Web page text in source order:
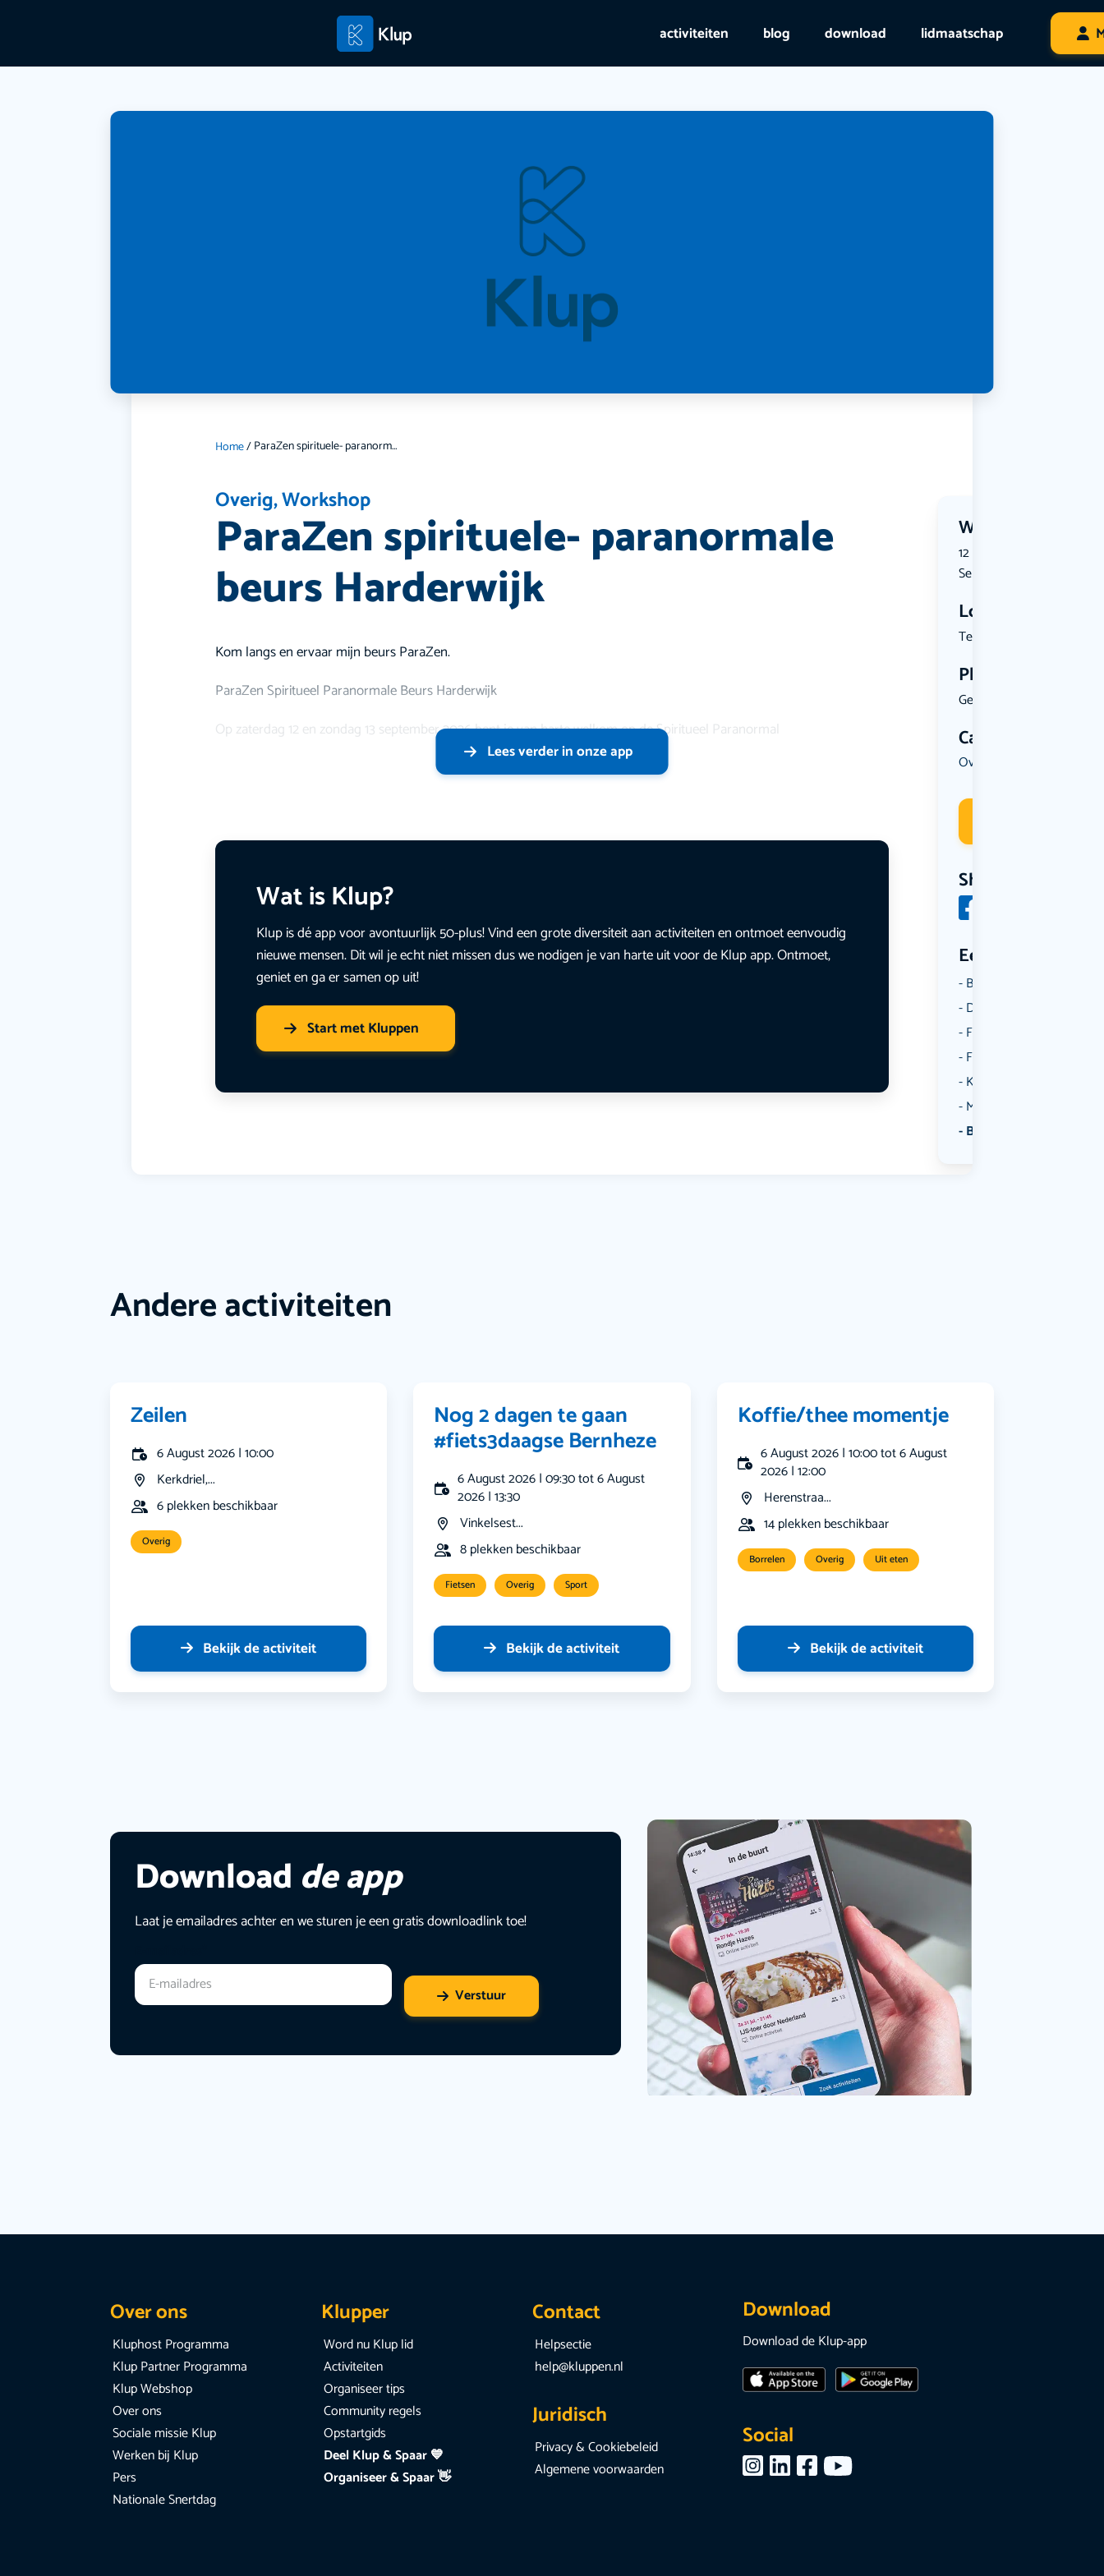
activiteiten blog download lidmaatschap
Home/ ParaZen spirituele- paranormale beurs Harderwijk
Overig,Workshop
ParaZen spirituele- paranormale
beurs Harderwijk
Wanneer?
12 September 2026 | 11:00
September 2026 | 17:00
Locatie
Tesselscha...
Plekken
Geen limiet
Categorie
Overig
Share
Een aantal
Borrelen
Dansen
Fietsen
Film
Kunst & Cultuur
Muziek
Bekijk alle categorieën
Kom langs en ervaar mijn beurs ParaZen.
ParaZen Spiritueel Paranormale Beurs Harderwijk
Op zaterdag 12 en zondag 13 september 2026 bent je van harte welkom op de Spiritueel Paranormal
Lees verder in onze app
Wat is Klup?
Klup is dé app voor avontuurlijk 50-plus! Vind een grote diversiteit aan activiteiten en ontmoet eenvoudig
nieuwe mensen. Dit wil je echt niet missen dus we nodigen je van harte uit voor de Klup app. Ontmoet,
geniet en ga er samen op uit!
Start met Kluppen
Andere activiteiten
Zeilen
6 August 2026 | 10:00
Kerkdriel,...
6 plekken beschikbaar
Overig
Bekijk de activiteit
Nog 2 dagen te gaan
#fiets3daagse Bernheze
6 August 2026 | 09:30 tot 6 August
2026 | 13:30
Vinkelsest...
8 plekken beschikbaar
Fietsen Overig Sport
Bekijk de activiteit
Koffie/thee momentje
6 August 2026 | 10:00 tot 6 August
2026 | 12:00
Herenstraa...
14 plekken beschikbaar
Borrelen Overig Uit eten
Bekijk de activiteit
Download de app
Laat je emailadres achter en we sturen je een gratis downloadlink toe!
Verstuur
Over ons
Kluphost Programma
Klup Partner Programma
Klup Webshop
Over ons
Sociale missie Klup
Werken bij Klup
Pers
Nationale Snertdag
Klupper
Word nu Klup lid
Activiteiten
Organiseer tips
Community regels
Opstartgids
Deel Klup & Spaar 💙
Organiseer & Spaar 👋
Contact
Helpsectie
help@kluppen.nl
Juridisch
Privacy & Cookiebeleid
Algemene voorwaarden
Download
Download de Klup-app
Social